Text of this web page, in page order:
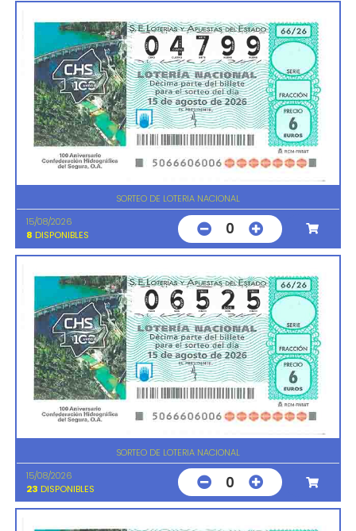
SORTEO DE LOTERIA NACIONAL
15/08/2026
8 DISPONIBLES 0
SORTEO DE LOTERIA NACIONAL
15/08/2026
23 DISPONIBLES 0